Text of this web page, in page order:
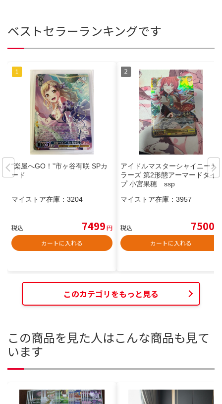
ベストセラーランキングです
“楽屋へGO！”市ヶ谷有咲 SPカ
ード
マイストア在庫： 3204
税込 7499円
カートに入れる
アイドルマスターシャイニーカ
ラーズ 第2形態アーマードタイ
プ 小宮果穂 ssp
マイストア在庫： 3957
税込 7500
カートに入れる
このカテゴリをもっと見る
この商品を見た人はこんな商品も見て
います